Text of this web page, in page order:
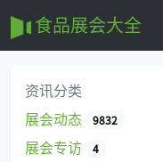
食品展会大全
资讯分类
展会动态
9832
展会专访 4